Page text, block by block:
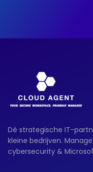
Dé strategische IT-
kleine bedrijven.
cybersecurity &